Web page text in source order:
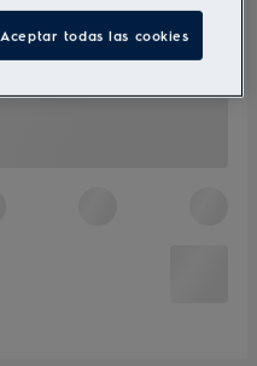
Aceptar todas las cookies